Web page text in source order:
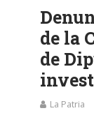
de la
de
La Patria